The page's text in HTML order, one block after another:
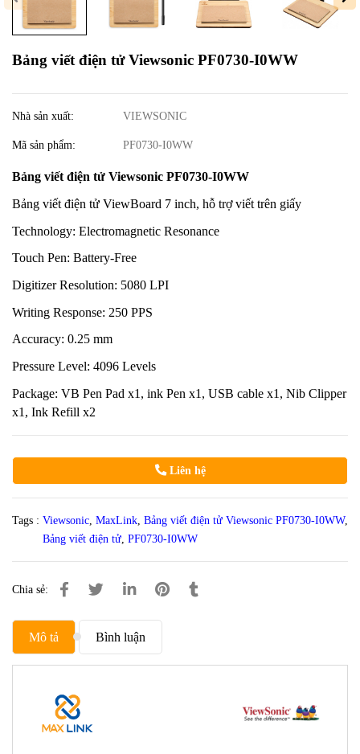
Bảng viết điện tử Viewsonic PF0730-I0WW
Nhà sản xuất: VIEWSONIC
Mã sản phẩm: PF0730-I0WW
Bảng viết điện tử Viewsonic PF0730-I0WW
Bảng viết điện tử ViewBoard 7 inch, hỗ trợ viết trên giấy
Technology: Electromagnetic Resonance
Touch Pen: Battery-Free
Digitizer Resolution: 5080 LPI
Writing Response: 250 PPS
Accuracy: 0.25 mm
Pressure Level: 4096 Levels
Package: VB Pen Pad x1, ink Pen x1, USB cable x1, Nib Clipper
x1, Ink Refill x2
Liên hệ
Tags : Viewsonic MaxLink Bảng viết điện tử Viewsonic PF0730-I0WW,
Bảng viết điện tử PF0730-I0WW
Chia sẻ:
Mô tả Bình luận